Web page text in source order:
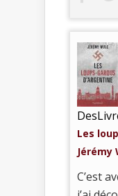
Les
Jérémy
C’est